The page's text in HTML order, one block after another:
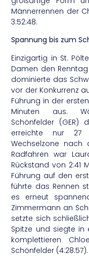
Männerrennen der
3:52:48.
Spannung bis zum
Einzigartig in St.
Damen den
dominierte das
vor der Konkurrenz
Führung in der
Minuten aus.
Schönfelder
erreichte nur 27
Wechselzone nach
Radfahren war
Rückstand von 2:41
Führung auf den
führte das Rennen
es erneut
Zimmermann an
setzte sich
Spitze und siegte in
komplettieren
Schönfelder (4:28:57).